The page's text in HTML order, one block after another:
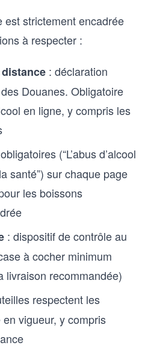
est strictement encadrée
à respecter :
: déclaration
Douanes. Obligatoire
en ligne, y compris les
(“L’abus d’alcool
santé”) sur chaque page
les boissons
: dispositif de contrôle au
à cocher minimum
livraison recommandée)
respectent les
en vigueur, y compris